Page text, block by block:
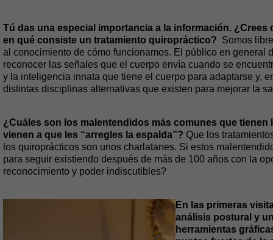
Tú das una especial importancia a la información.
en qué consiste un tratamiento quiropráctico? Somos
al conocimiento de cómo funcionamos. El público en general
reconocer las señales que el cuerpo envía cuando se
y la inteligencia innata que tiene el cuerpo para adaptarse y,
distintas disciplinas alternativas que existen para mejorar la
¿Cuáles son los malentendidos más comunes que
vienen a que les “arregles la espalda”? Que los
los quiroprácticos son unos charlatanes. Si estos
para seguir existiendo después de más de 100 años con la
reconocimiento y poder indiscutibles?
En las primeras
análisis postural y
herramientas